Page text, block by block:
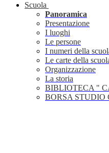
Scuola
Panoramica
Presentazione
I luoghi
Le persone
I numeri della
Le carte della
Organizzazione
La storia
BIBLIOTECA "
BORSA